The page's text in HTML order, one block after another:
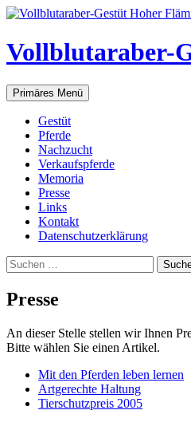
Vollblutaraber-
Suchen
Primäres Menü Zum
Inhalt
Gestüt
Pferde
Nachzucht
Verkaufspferde
Memoria
Presse
Links
Kontakt
Datenschutzerklärung
Suchen
nach:
Presse
An dieser Stelle stellen wir Ihnen
Bitte wählen Sie einen Artikel.
Mit den Pferden leben lernen
Artgerechte Haltung
Tierschutzpreis 2005